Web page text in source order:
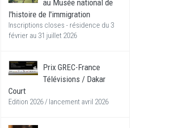
au Musée national de
l'histoire de l'immigration
Inscriptions closes - résidence du 3
février au 31 juillet 2026
Prix GREC-France
Télévisions / Dakar
Court
Edition 2026 / lancement avril 2026